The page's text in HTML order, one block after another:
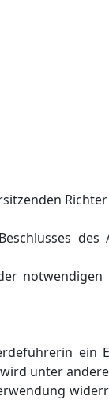
des
ein
unter